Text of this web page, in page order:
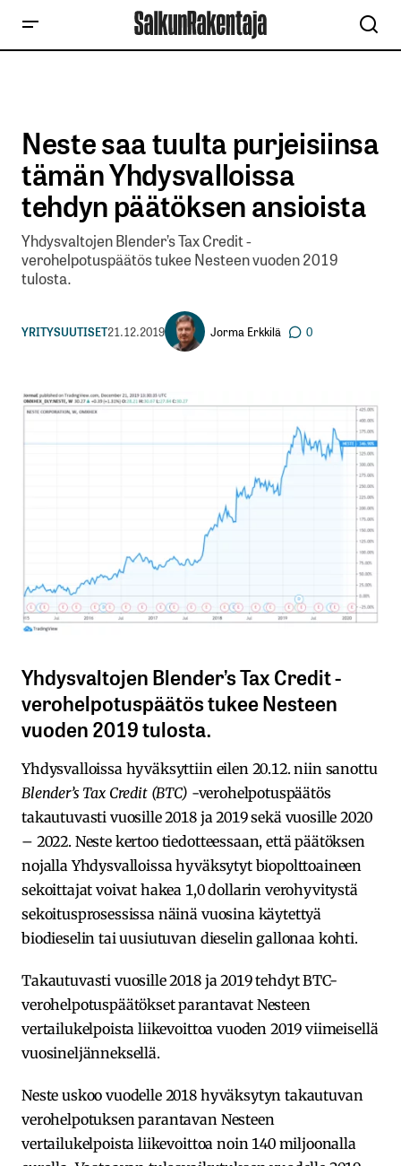
Neste saa tuulta purjeisiinsa
tämän Yhdysvalloissa
tehdyn päätöksen ansioista
Yhdysvaltojen Blender’s Tax Credit -
verohelpotuspäätös tukee Nesteen vuoden 2019
tulosta.
YRITYSUUTISET21.12.2019 Jorma Erkkilä 0
Yhdysvaltojen Blender’s Tax Credit -
verohelpotuspäätös tukee Nesteen
vuoden 2019 tulosta.
Yhdysvalloissa hyväksyttiin eilen 20.12. niin sanottu
Blender’s Tax Credit (BTC) -verohelpotuspäätös
takautuvasti vuosille 2018 ja 2019 sekä vuosille 2020
– 2022. Neste kertoo tiedotteessaan, että päätöksen
nojalla Yhdysvalloissa hyväksytyt biopolttoaineen
sekoittajat voivat hakea 1,0 dollarin verohyvitystä
sekoitusprosessissa näinä vuosina käytettyä
biodieselin tai uusiutuvan dieselin gallonaa kohti.
Takautuvasti vuosille 2018 ja 2019 tehdyt BTC-
verohelpotuspäätökset parantavat Nesteen
vertailukelpoista liikevoittoa vuoden 2019 viimeisellä
vuosineljänneksellä.
Neste uskoo vuodelle 2018 hyväksytyn takautuvan
verohelpotuksen parantavan Nesteen
vertailukelpoista liikevoittoa noin 140 miljoonalla